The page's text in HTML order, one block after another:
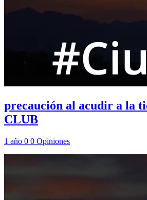
precaución al acudir a la
CLUB
1 año 0 0 Opiniones